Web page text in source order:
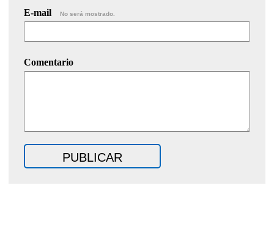
E-mail No será mostrado.
Comentario